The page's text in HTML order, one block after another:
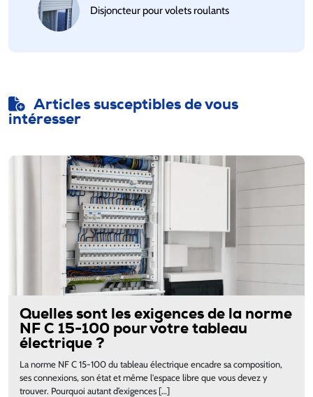
Disjoncteur pour volets roulants
Articles susceptibles de vous
intéresser
Quelles sont les exigences de la norme
NF C 15-100 pour votre tableau
électrique ?
La norme NF C 15-100 du tableau électrique encadre sa composition,
ses connexions, son état et même l'espace libre que vous devez y
trouver. Pourquoi autant d’exigences […]